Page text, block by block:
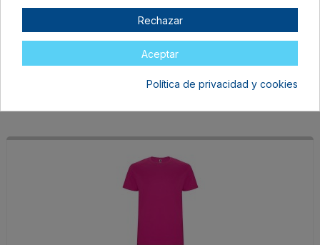
XL
6,97 €
Rechazar
Aceptar
Política de privacidad y cookies